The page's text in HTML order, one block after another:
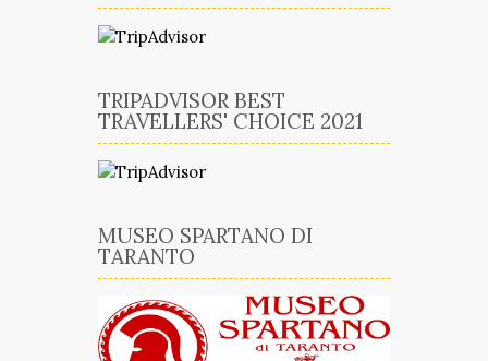
TRIPADVISOR BEST
TRAVELLERS' CHOICE 2021
MUSEO SPARTANO DI
TARANTO